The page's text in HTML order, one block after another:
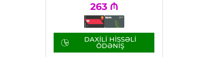
263 ₼
DAXILI HISSƏLI
ÖDƏNIŞ